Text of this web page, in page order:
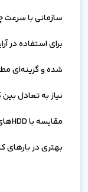
شده و گزینه‌ای
نیاز به تعادل بین
بهتری در بارهای